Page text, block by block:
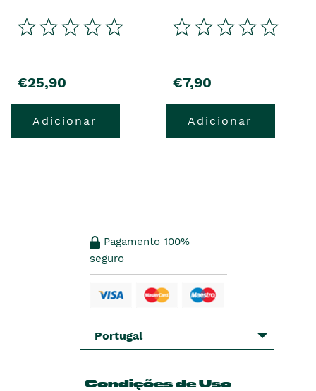
€25,90
Adicionar
€7,90
Adicionar
Pagamento 100%
seguro
Portugal
Condições de Uso